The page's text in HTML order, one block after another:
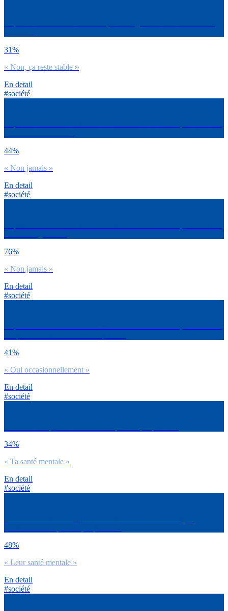
31%
« Non, ça reste stable »
En detail
#société
44%
« Non jamais »
En detail
#société
76%
« Non jamais »
En detail
#société
41%
« Oui occasionnellement »
En detail
#société
34%
« Ta santé mentale »
En detail
#société
48%
« Leur santé mentale »
En detail
#société